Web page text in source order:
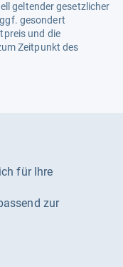
geltender gesetzlicher
gesondert
und die
Zeitpunkt des